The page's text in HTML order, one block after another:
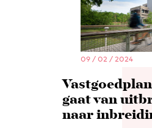
09 / 02 / 2024
gaat van
naar